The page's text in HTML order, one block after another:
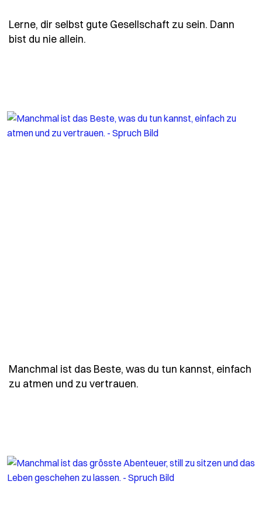
Lerne, dir selbst gute Gesellschaft zu sein. Dann
bist du nie allein.
Manchmal ist das Beste, was du tun kannst, einfach
zu atmen und zu vertrauen.